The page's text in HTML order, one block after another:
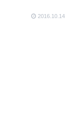
2016.10.14